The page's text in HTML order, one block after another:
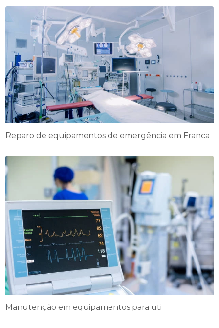
Reparo de equipamentos de emergência em Franca
Manutenção em equipamentos para uti